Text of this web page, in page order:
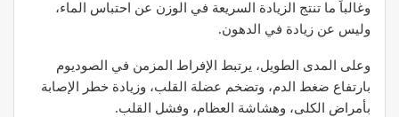
وغالباً ما تنتج الزيادة السريعة في الوزن عن احتباس الماء،
وليس عن زيادة في الدهون.
وعلى المدى الطويل، يرتبط الإفراط المزمن في الصوديوم
بارتفاع ضغط الدم، وتضخم عضلة القلب، وزيادة خطر الإصابة
بأمراض الكلى، وهشاشة العظام، وفشل القلب.